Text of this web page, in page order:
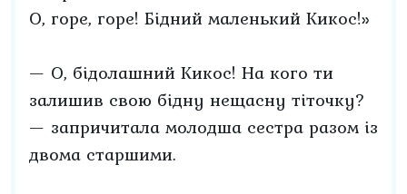
О, горе, горе! Бідний маленький Кикос!»
— О, бідолашний Кикос! На кого ти
залишив свою бідну нещасну тіточку?
— запричитала молодша сестра разом із
двома старшими.